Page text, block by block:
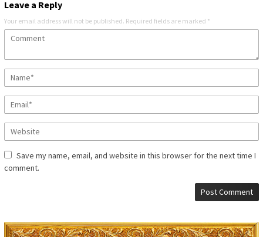
Leave a Reply
Your email address will not be published. Required fields are marked *
Save my name, email, and website in this browser for the next time I
comment.